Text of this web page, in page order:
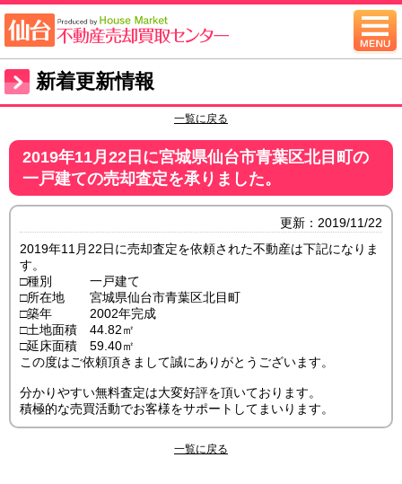
新着更新情報
一覧に戻る
2019年11月22日に宮城県仙台市青葉区北目町の
一戸建ての売却査定を承りました。
更新：2019/11/22
2019年11月22日に売却査定を依頼された不動産は下記になりま
す。
□種別 一戸建て
□所在地 宮城県仙台市青葉区北目町
□築年 2002年完成
□土地面積 44.82㎡
□延床面積 59.40㎡
この度はご依頼頂きまして誠にありがとうございます。
分かりやすい無料査定は大変好評を頂いております。
積極的な売買活動でお客様をサポートしてまいります。
一覧に戻る